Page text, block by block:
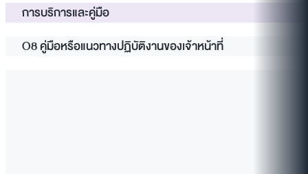
การบริการและคู่มือ
O8 คู่มือหรือแนวทางปฏิบัติงานของเจ้าหน้าที่